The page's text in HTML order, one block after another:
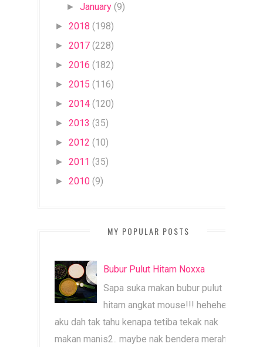
►January (9)
► 2018 (198)
► 2017 (228)
► 2016 (182)
► 2015 (116)
► 2014 (120)
► 2013 (35)
► 2012 (10)
► 2011 (35)
► 2010 (9)
MY POPULAR POSTS
Bubur Pulut Hitam Noxxa
Sapa suka makan bubur pulut
hitam angkat mouse!!! heheheh
aku dah tak tahu kenapa tetiba tekak nak
makan manis2.. maybe nak bendera merah b...